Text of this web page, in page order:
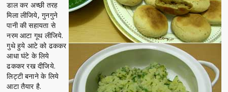
डाल कर अच्छी तरह
मिला लीजिये, गुनगुने
पानी की सहायता से
नरम आटा गूथ लीजिये.
गुथे हुये आटे को ढककर
आधा घंटे के लिये
ढककर रख दीजिये.
लिट्टी बनाने के लिये
आटा तैयार है.